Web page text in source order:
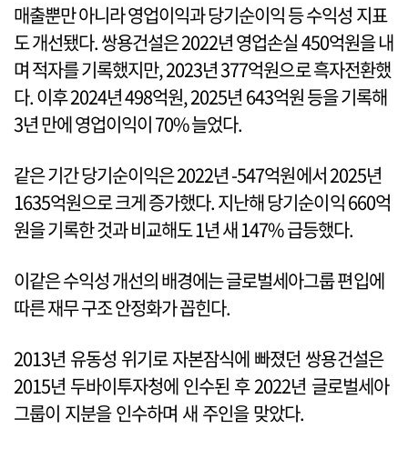
매출뿐만 아니라 영업이익과 당기순이익 등 수익성 지표
도 개선됐다. 쌍용건설은 2022년 영업손실 450억원을 내
며 적자를 기록했지만, 2023년 377억원으로 흑자전환했
다. 이후 2024년 498억원, 2025년 643억원 등을 기록해
3년 만에 영업이익이 70% 늘었다.
같은 기간 당기순이익은 2022년 -547억원에서 2025년
1635억원으로 크게 증가했다. 지난해 당기순이익 660억
원을 기록한 것과 비교해도 1년 새 147% 급등했다.
이같은 수익성 개선의 배경에는 글로벌세아그룹 편입에
따른 재무 구조 안정화가 꼽힌다.
2013년 유동성 위기로 자본잠식에 빠졌던 쌍용건설은
2015년 두바이투자청에 인수된 후 2022년 글로벌세아
그룹이 지분을 인수하며 새 주인을 맞았다.